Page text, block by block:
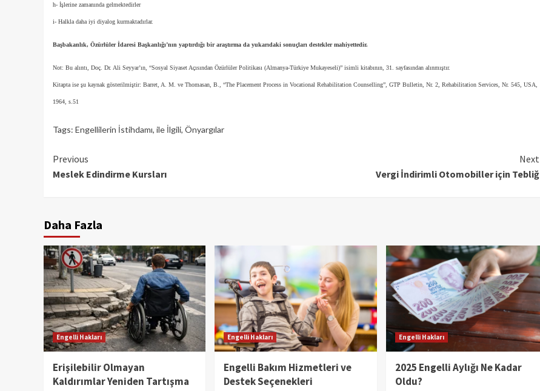
h- İşlerine zamanında gelmektedirler
i- Halkla daha iyi diyalog kurmaktadırlar.
Başbakanlık, Özürlüler İdaresi Başkanlığı’nın yaptırdığı bir araştırma da yukarıdaki sonuçları destekler mahiyettedir.
Not: Bu alıntı, Doç. Dr. Ali Seyyar’ın, “Sosyal Siyaset Açısından Özürlüler Politikası (Almanya-Türkiye Mukayeseli)” isimli kitabının, 31. sayfasından alınmıştır.
Kitapta ise şu kaynak gösterilmiştir: Barret, A. M. ve Thomasan, B., “The Placement Process in Vocational Rehabilitation Counselling”, GTP Bulletin, Nr. 2, Rehabilitation Services, Nr. 545, USA,
1964, s.51
Tags: Engellilerin İstihdamı, ile İlgili, Önyargılar
Continue
Reading
Previous
Meslek Edindirme Kursları
Next
Vergi İndirimli Otomobiller için Tebliğ
Daha Fazla
Engelli Hakları
Erişilebilir Olmayan
Kaldırımlar Yeniden Tartışma
Engelli Hakları
Engelli Bakım Hizmetleri ve
Destek Seçenekleri
Engelli Hakları
2025 Engelli Aylığı Ne Kadar
Oldu?